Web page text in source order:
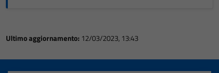
Ultimo aggiornamento: 12/03/2023, 13:43